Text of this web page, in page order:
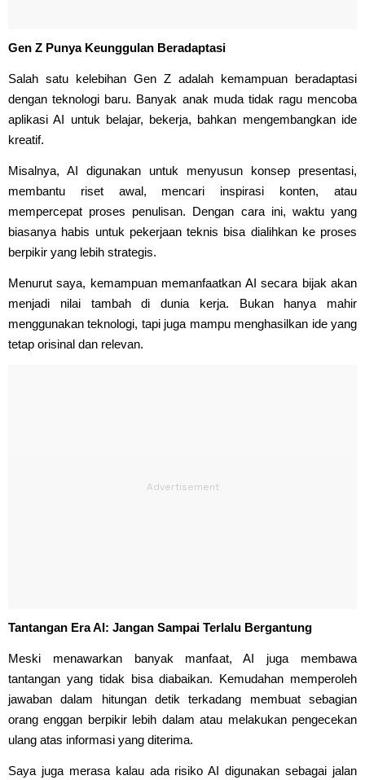
Gen Z Punya Keunggulan Beradaptasi
Salah satu kelebihan Gen Z adalah kemampuan beradaptasi
dengan teknologi baru. Banyak anak muda tidak ragu mencoba
aplikasi AI untuk belajar, bekerja, bahkan mengembangkan ide
kreatif.
Misalnya, AI digunakan untuk menyusun konsep presentasi,
membantu riset awal, mencari inspirasi konten, atau
mempercepat proses penulisan. Dengan cara ini, waktu yang
biasanya habis untuk pekerjaan teknis bisa dialihkan ke proses
berpikir yang lebih strategis.
Menurut saya, kemampuan memanfaatkan AI secara bijak akan
menjadi nilai tambah di dunia kerja. Bukan hanya mahir
menggunakan teknologi, tapi juga mampu menghasilkan ide yang
tetap orisinal dan relevan.
Tantangan Era AI: Jangan Sampai Terlalu Bergantung
Meski menawarkan banyak manfaat, AI juga membawa
tantangan yang tidak bisa diabaikan. Kemudahan memperoleh
jawaban dalam hitungan detik terkadang membuat sebagian
orang enggan berpikir lebih dalam atau melakukan pengecekan
ulang atas informasi yang diterima.
Saya juga merasa kalau ada risiko AI digunakan sebagai jalan